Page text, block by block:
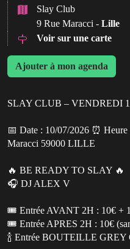
Slay Club
9 Rue Maracci - Lille
Voir sur une carte
Ajouter à mon agenda
SLAY CLUB – VENDREDI
📅 Date : 10/07/2026 ⏰
Maracci 59000 LILLE
🔥 BE READY TO SLAY 🔥
🎧 DJ ALEX V
🎟️ Entrée AVANT 2H : 10€ +
🎟️ Entrée APRES 2H : 10€
🍾 Entrée BOUTEILLE GREY